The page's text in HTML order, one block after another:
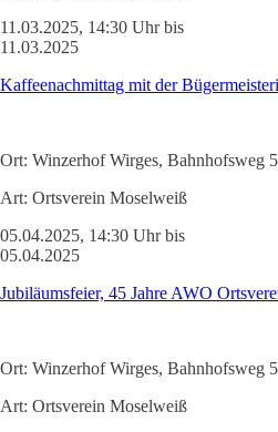
11.03.2025, 14:30 Uhr bis
11.03.2025
Kaffeenachmittag mit der
Ort: Winzerhof Wirges, Bahnhofsweg 5
Art: Ortsverein Moselweiß
05.04.2025, 14:30 Uhr bis
05.04.2025
Jubiläumsfeier, 45 Jahre AWO
Ort: Winzerhof Wirges, Bahnhofsweg 5
Art: Ortsverein Moselweiß